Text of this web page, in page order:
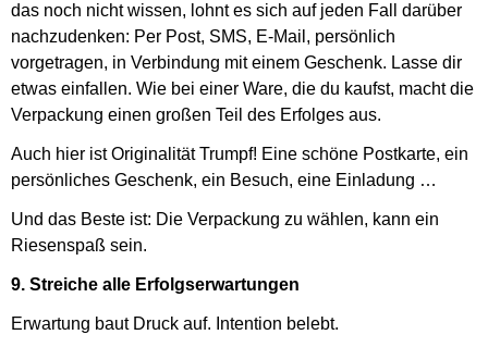
das noch nicht wissen, lohnt es sich auf jeden Fall darüber
nachzudenken: Per Post, SMS, E-Mail, persönlich
vorgetragen, in Verbindung mit einem Geschenk. Lasse dir
etwas einfallen. Wie bei einer Ware, die du kaufst, macht die
Verpackung einen großen Teil des Erfolges aus.
Auch hier ist Originalität Trumpf! Eine schöne Postkarte, ein
persönliches Geschenk, ein Besuch, eine Einladung …
Und das Beste ist: Die Verpackung zu wählen, kann ein
Riesenspaß sein.
9. Streiche alle Erfolgserwartungen
Erwartung baut Druck auf. Intention belebt.